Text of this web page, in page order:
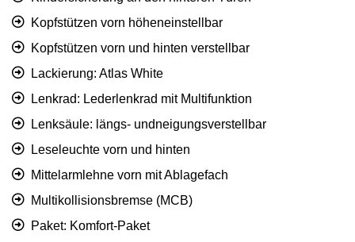
Kopfstützen vorn höheneinstellbar
Kopfstützen vorn und hinten verstellbar
Lackierung: Atlas White
Lenkrad: Lederlenkrad mit Multifunktion
Lenksäule: längs- undneigungsverstellbar
Leseleuchte vorn und hinten
Mittelarmlehne vorn mit Ablagefach
Multikollisionsbremse (MCB)
Paket: Komfort-Paket